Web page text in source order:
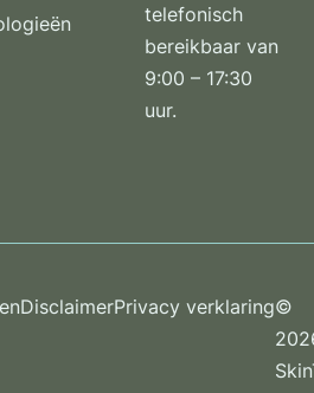
telefonisch
bereikbaar van
9:00 – 17:30
uur.
DisclaimerPrivacy verklaring©